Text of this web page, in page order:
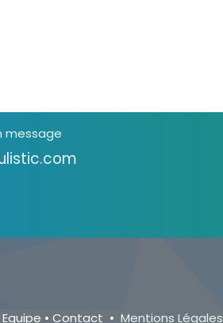
message
Equipe • Contact • Mentions Légales